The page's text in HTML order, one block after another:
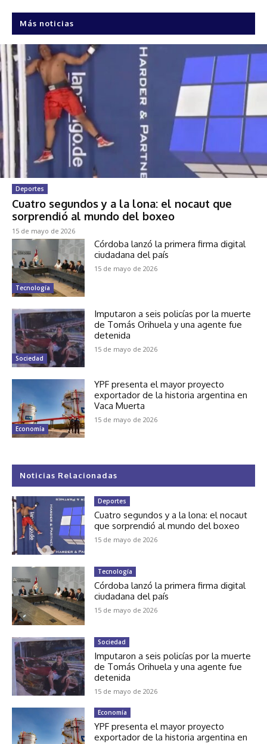
Más noticias
Deportes
Cuatro segundos y a la lona: el nocaut que
sorprendió al mundo del boxeo
15 de mayo de 2026
Tecnología
Córdoba lanzó la primera firma digital
ciudadana del país
15 de mayo de 2026
Sociedad
Imputaron a seis policías por la muerte
de Tomás Orihuela y una agente fue
detenida
15 de mayo de 2026
Economía
YPF presenta el mayor proyecto
exportador de la historia argentina en
Vaca Muerta
15 de mayo de 2026
Noticias Relacionadas
Deportes
Cuatro segundos y a la lona: el nocaut
que sorprendió al mundo del boxeo
15 de mayo de 2026
Tecnología
Córdoba lanzó la primera firma digital
ciudadana del país
15 de mayo de 2026
Sociedad
Imputaron a seis policías por la muerte
de Tomás Orihuela y una agente fue
detenida
15 de mayo de 2026
Economía
YPF presenta el mayor proyecto
exportador de la historia argentina en